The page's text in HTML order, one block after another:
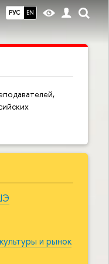
РУС EN
и рынок